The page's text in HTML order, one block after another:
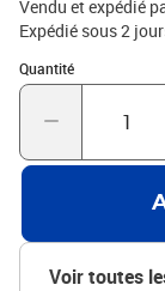
matelas
montage dans la
foncéMatériau :
mélèze
totales : 203 x 16
tête de lit2 x oreille
Vendu et expédié
Expédié sous 2
Quantité
Quantité : 1
Voir toutes